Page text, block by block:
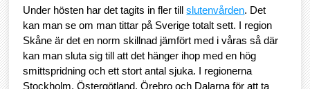
Under hösten har det tagits in fler tillslutenvården. Det
kan man se om man tittar på Sverige totalt sett. I region
Skåne är det en norm skillnad jämfört med i våras så där
kan man sluta sig till att det hänger ihop med en hög
smittspridning och ett stort antal sjuka. I regionerna
Stockholm, Östergötland, Örebro och Dalarna för att ta